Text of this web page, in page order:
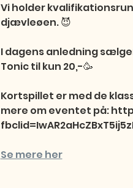
Vi holder
djævleøen. 😈
I dagens anledning
Tonic til kun 20,-🥳
Kortspillet er med de
mere om eventet på:
Se mere her